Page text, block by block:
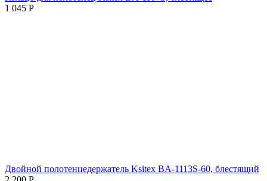
1 045 Р
Двойной полотенцедержатель Ksitex BA-1113S-60, блестящий